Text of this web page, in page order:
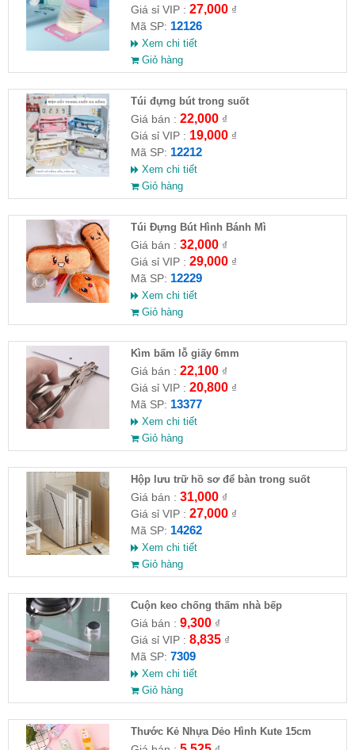
Giá sỉ VIP : 27,000₫
Mã SP: 12126
Xem chi tiết
Giỏ hàng
Túi đựng bút trong suốt
Giá bán : 22,000₫
Giá sỉ VIP : 19,000₫
Mã SP: 12212
Xem chi tiết
Giỏ hàng
Túi Đựng Bút Hình Bánh Mì
Giá bán : 32,000₫
Giá sỉ VIP : 29,000₫
Mã SP: 12229
Xem chi tiết
Giỏ hàng
Kìm bấm lỗ giấy 6mm
Giá bán : 22,100₫
Giá sỉ VIP : 20,800₫
Mã SP: 13377
Xem chi tiết
Giỏ hàng
Hộp lưu trữ hồ sơ để bàn trong suốt
Giá bán : 31,000₫
Giá sỉ VIP : 27,000₫
Mã SP: 14262
Xem chi tiết
Giỏ hàng
Cuộn keo chống thấm nhà bếp
Giá bán : 9,300₫
Giá sỉ VIP : 8,835₫
Mã SP: 7309
Xem chi tiết
Giỏ hàng
Thước Kẻ Nhựa Dẻo Hình Kute 15cm